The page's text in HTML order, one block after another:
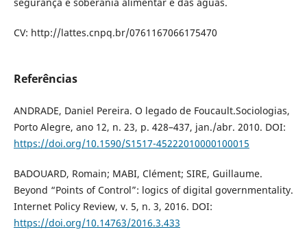
CV: http://lattes.cnpq.br/0761167066175470
Referências
ANDRADE, Daniel Pereira. O legado de Foucault.Sociologias,
Porto Alegre, ano 12, n. 23, p. 428–437, jan./abr. 2010. DOI:
https://doi.org/10.1590/S1517-45222010000100015
BADOUARD, Romain; MABI, Clément; SIRE, Guillaume.
Beyond “Points of Control”: logics of digital governmentality.
Internet Policy Review, v. 5, n. 3, 2016. DOI:
https://doi.org/10.14763/2016.3.433